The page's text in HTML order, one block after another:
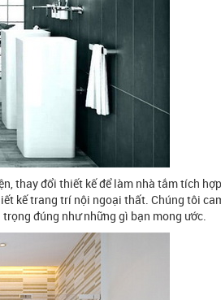
thay đổi thiết kế để làm nhà tắm tích
kế trang trí nội ngoại thất. Chúng tôi
đúng như những gì bạn mong ước.